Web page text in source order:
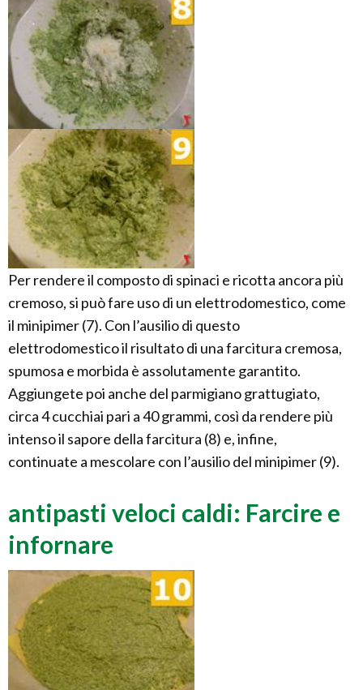
Per rendere il composto di spinaci e ricotta ancora più
cremoso, si può fare uso di un elettrodomestico, come
il minipimer (7). Con l’ausilio di questo
elettrodomestico il risultato di una farcitura cremosa,
spumosa e morbida è assolutamente garantito.
Aggiungete poi anche del parmigiano grattugiato,
circa 4 cucchiai pari a 40 grammi, così da rendere più
intenso il sapore della farcitura (8) e, infine,
continuate a mescolare con l’ausilio del minipimer (9).
antipasti veloci caldi: Farcire e
infornare